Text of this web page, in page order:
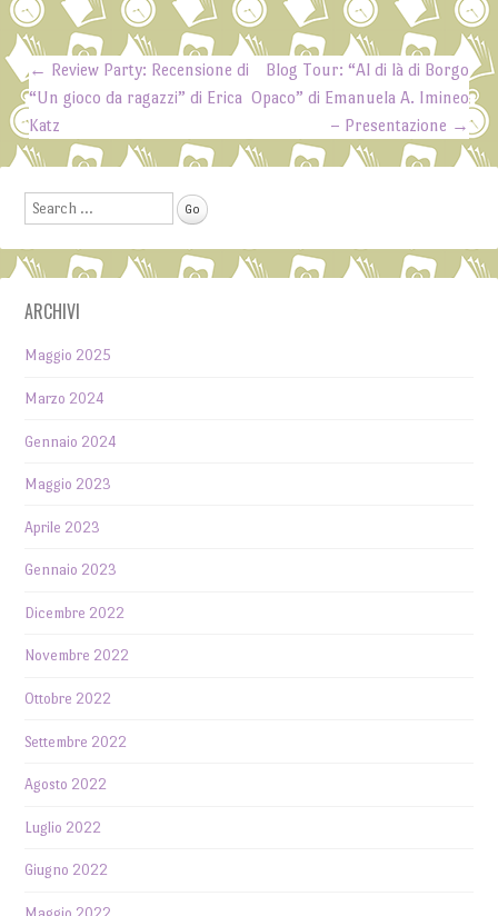
Post navigation
← Review Party: Recensione di
“Un gioco da ragazzi” di Erica
Katz
Blog Tour: “Al di là di Borgo
Opaco” di Emanuela A. Imineo
– Presentazione →
Search
ARCHIVI
Maggio 2025
Marzo 2024
Gennaio 2024
Maggio 2023
Aprile 2023
Gennaio 2023
Dicembre 2022
Novembre 2022
Ottobre 2022
Settembre 2022
Agosto 2022
Luglio 2022
Giugno 2022